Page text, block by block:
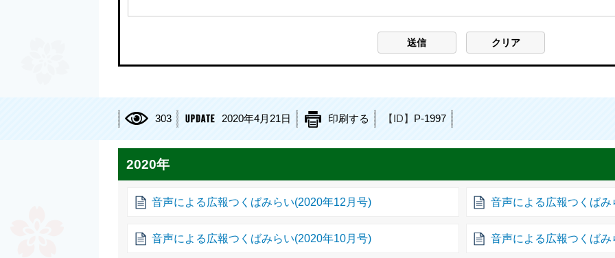
303 2020年4月21日 印刷する 【ID】 P-1997
2020年
音声による広報つくばみらい(2020年12月号) 音声による広報つくば
音声による広報つくばみらい(2020年10月号) 音声による広報つくば